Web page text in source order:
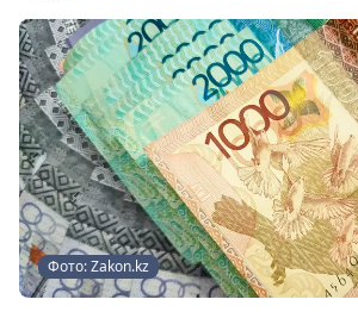
Фото: Zakon.kz